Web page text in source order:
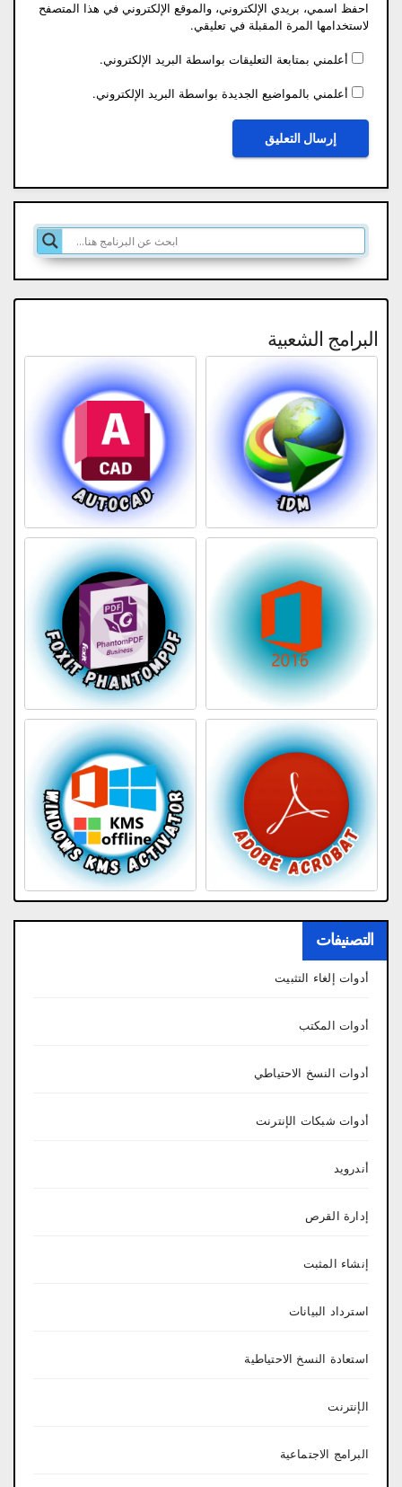
احفظ اسمي، بريدي الإلكتروني، والموقع الإلكتروني في هذا المتصفح
لاستخدامها المرة المقبلة في تعليقي.
أعلمني بمتابعة التعليقات بواسطة البريد الإلكتروني.
أعلمني بالمواضيع الجديدة بواسطة البريد الإلكتروني.
البرامج الشعبية
التصنيفات
أدوات إلغاء التثبيت
أدوات المكتب
أدوات النسخ الاحتياطي
أدوات شبكات الإنترنت
أندرويد
إدارة القرص
إنشاء المثبت
استرداد البيانات
استعادة النسخ الاحتياطية
الإنترنت
البرامج الاجتماعية